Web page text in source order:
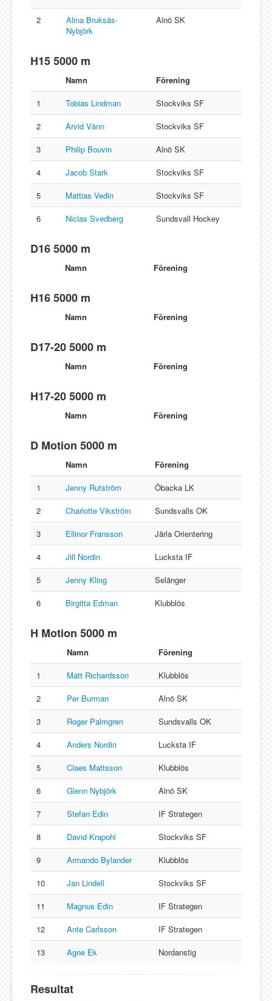
2
Alina Bruksås-
Nybjörk
Alnö SK
H15 5000 m
Namn
Förening
1
Tobias Lindman
Stockviks SF
2
Arvid Vänn
Stockviks SF
3
Philip Bouvin
Alnö SK
4
Jacob Stark
Stockviks SF
5
Mattias Vedin
Stockviks SF
6
Niclas Svedberg Sundsvall Hockey
D16 5000 m
Namn Förening
H16 5000 m
Namn Förening
D17-20 5000 m
Namn Förening
H17-20 5000 m
Namn Förening
D Motion 5000 m
Namn
Förening
1
Jenny Rutström
Öbacka LK
2
Charlotte Vikström
Sundsvalls OK
3
Ellinor Fransson
Järla Orientering
4
Jill Nordin
Lucksta IF
5
Jenny Kling
Selånger
6
Birgitta Edman Klubblös
H Motion 5000 m
Namn
Förening
1
Matt Richardsson
Klubblös
2
Per Burman
Alnö SK
3
Roger Palmgren
Sundsvalls OK
4
Anders Nordin
Lucksta IF
5
Claes Mattsson
Klubblös
6
Glenn Nybjörk
Alnö SK
7
Stefan Edin
IF Strategen
8
David Krapohl
Stockviks SF
9
Armando Bylander
Klubblös
10
Jan Lindell
Stockviks SF
11
Magnus Edin
IF Strategen
12
Ante Carlsson
IF Strategen
13
Agne Ek Nordanstig
Resultat